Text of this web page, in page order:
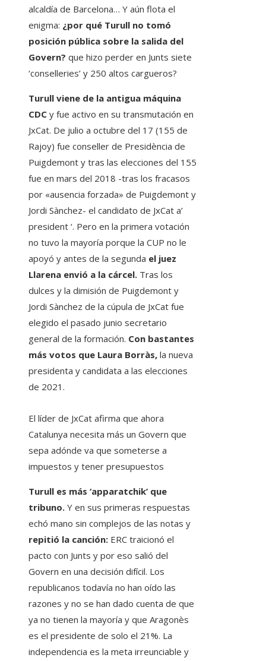
alcaldía de Barcelona… Y aún flota el
enigma: ¿por qué Turull no tomó
posición pública sobre la salida del
Govern? que hizo perder en Junts siete
‘conselleries’ y 250 altos cargueros?
Turull viene de la antigua máquina
CDC y fue activo en su transmutación en
JxCat. De julio a octubre del 17 (155 de
Rajoy) fue conseller de Presidència de
Puigdemont y tras las elecciones del 155
fue en mars del 2018 -tras los fracasos
por «ausencia forzada» de Puigdemont y
Jordi Sànchez- el candidato de JxCat a’
president ‘. Pero en la primera votación
no tuvo la mayoría porque la CUP no le
apoyó y antes de la segunda el juez
Llarena envió a la cárcel. Tras los
dulces y la dimisión de Puigdemont y
Jordi Sànchez de la cúpula de JxCat fue
elegido el pasado junio secretario
general de la formación. Con bastantes
más votos que Laura Borràs, la nueva
presidenta y candidata a las elecciones
de 2021.
El líder de JxCat afirma que ahora
Catalunya necesita más un Govern que
sepa adónde va que someterse a
impuestos y tener presupuestos
Turull es más ‘apparatchik’ que
tribuno. Y en sus primeras respuestas
echó mano sin complejos de las notas y
repitió la canción: ERC traicionó el
pacto con Junts y por eso salió del
Govern en una decisión difícil. Los
republicanos todavía no han oído las
razones y no se han dado cuenta de que
ya no tienen la mayoría y que Aragonès
es el presidente de solo el 21%. La
independencia es la meta irreunciable y